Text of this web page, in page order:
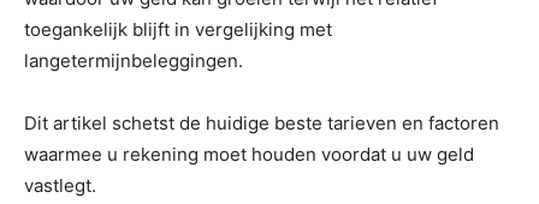
toegankelijk blijft in vergelijking met
langetermijnbeleggingen.
Dit artikel schetst de huidige beste tarieven en factoren
waarmee u rekening moet houden voordat u uw geld
vastlegt.